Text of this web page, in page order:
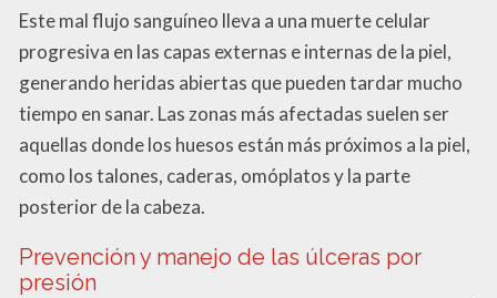
Este mal flujo sanguíneo lleva a una muerte celular
progresiva en las capas externas e internas de la piel,
generando heridas abiertas que pueden tardar mucho
tiempo en sanar. Las zonas más afectadas suelen ser
aquellas donde los huesos están más próximos a la piel,
como los talones, caderas, omóplatos y la parte
posterior de la cabeza.
Prevención y manejo de las úlceras por
presión